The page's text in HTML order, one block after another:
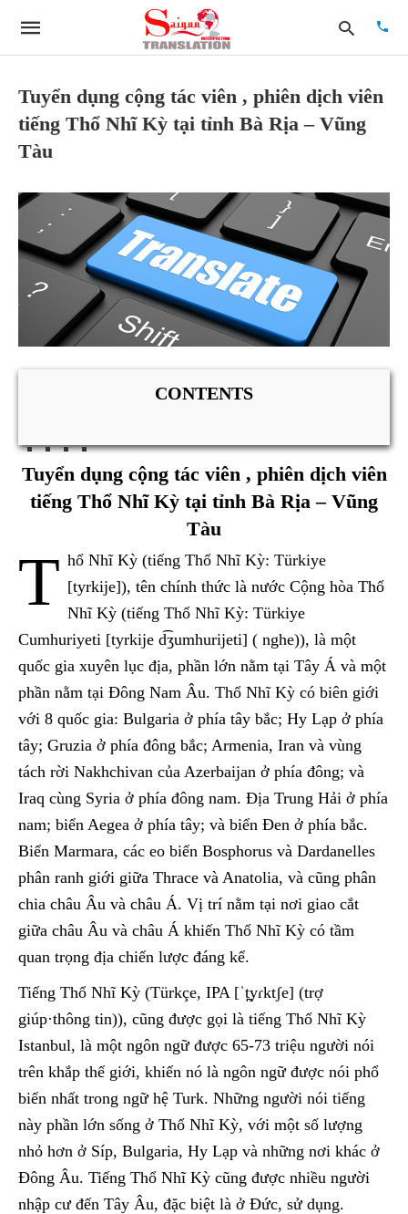
and
hit
Tuyển dụng cộng tác viên , phiên dịch viên
tiếng Thổ Nhĩ Kỳ tại tỉnh Bà Rịa – Vũng
Tàu
CONTENTS
Tuyển dụng cộng tác viên , phiên dịch viên
tiếng Thổ Nhĩ Kỳ tại tỉnh Bà Rịa – Vũng
Tàu
T hổ Nhĩ Kỳ (tiếng Thổ Nhĩ Kỳ: Türkiye
[tyrkije]), tên chính thức là nước Cộng hòa Thổ
Nhĩ Kỳ (tiếng Thổ Nhĩ Kỳ: Türkiye
Cumhuriyeti [tyrkije d͡ʒumhurijeti] ( nghe)), là một
quốc gia xuyên lục địa, phần lớn nằm tại Tây Á và một
phần nằm tại Đông Nam Âu. Thổ Nhĩ Kỳ có biên giới
với 8 quốc gia: Bulgaria ở phía tây bắc; Hy Lạp ở phía
tây; Gruzia ở phía đông bắc; Armenia, Iran và vùng
tách rời Nakhchivan của Azerbaijan ở phía đông; và
Iraq cùng Syria ở phía đông nam. Địa Trung Hải ở phía
nam; biển Aegea ở phía tây; và biển Đen ở phía bắc.
Biển Marmara, các eo biển Bosphorus và Dardanelles
phân ranh giới giữa Thrace và Anatolia, và cũng phân
chia châu Âu và châu Á. Vị trí nằm tại nơi giao cắt
giữa châu Âu và châu Á khiến Thổ Nhĩ Kỳ có tầm
quan trọng địa chiến lược đáng kể.
Tiếng Thổ Nhĩ Kỳ (Türkçe, IPA [ˈt̪yɾktʃe] (trợ
giúp·thông tin)), cũng được gọi là tiếng Thổ Nhĩ Kỳ
Istanbul, là một ngôn ngữ được 65-73 triệu người nói
trên khắp thế giới, khiến nó là ngôn ngữ được nói phổ
biến nhất trong ngữ hệ Turk. Những người nói tiếng
này phần lớn sống ở Thổ Nhĩ Kỳ, với một số lượng
nhỏ hơn ở Síp, Bulgaria, Hy Lạp và những nơi khác ở
Đông Âu. Tiếng Thổ Nhĩ Kỳ cũng được nhiều người
nhập cư đến Tây Âu, đặc biệt là ở Đức, sử dụng.